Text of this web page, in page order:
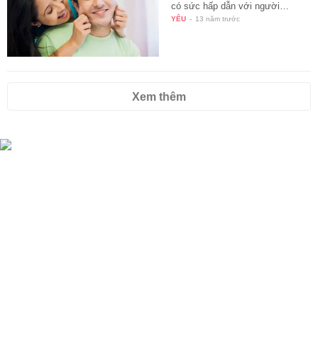
có sức hấp dẫn với người…
YÊU - 13 năm trước
Xem thêm